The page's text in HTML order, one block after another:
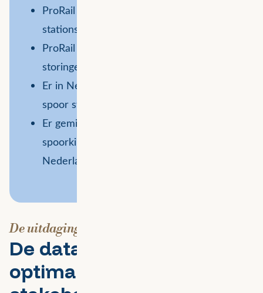
ProRail 6990 kilometer spoor en 398
stations beheert?
ProRail in 2024 507 impactvolle
storingen heeft opgelost?
Er in Nederland 11616 seinen langs het
spoor staan?
Er gemiddeld 70 treinen per
spoorkilometer per dag rijden in
Nederland?
De uitdaging
De dataketen
optimaliseren voor